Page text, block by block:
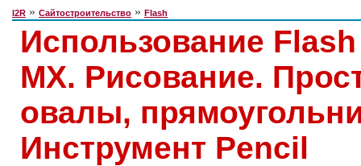
I2R » Сайтостроительство » Flash
Использование Flash
MX. Рисование.
овалы,
Инструмент Pencil